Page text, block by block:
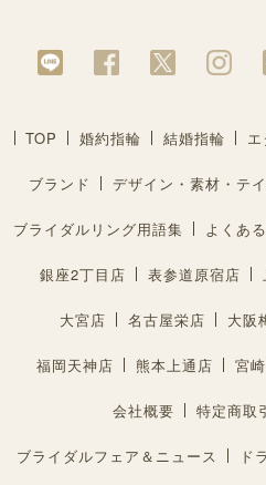
TOP 婚約指輪 結婚指輪
ブランド デザイン・素材・テ
ブライダルリング用語集 よくあ
銀座2丁目店 表参道原宿店
大宮店 名古屋栄店 大阪
福岡天神店 熊本上通店 宮
会社概要 特定商取
ブライダルフェア＆ニュース ド